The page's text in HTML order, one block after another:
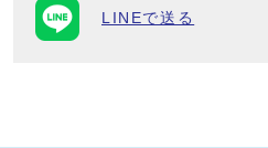
LINEで送る